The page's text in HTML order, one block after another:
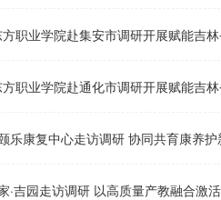
业学院赴集安市调研开展赋能吉林
业学院赴通化市调研开展赋能吉林
乐康复中心走访调研 协同共育康养护
吉园走访调研 以高质量产教融合激